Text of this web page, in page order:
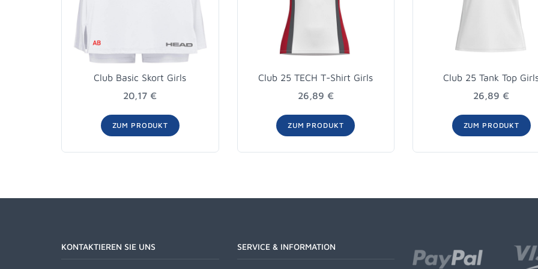
Club Basic Skort Girls
20,17 €
ZUM PRODUKT
Club 25 TECH T-Shirt Girls
26,89 €
ZUM PRODUKT
Club 25 Tank Top
26,89 €
ZUM PRODUKT
KONTAKTIEREN SIE UNS SERVICE & INFORMATION